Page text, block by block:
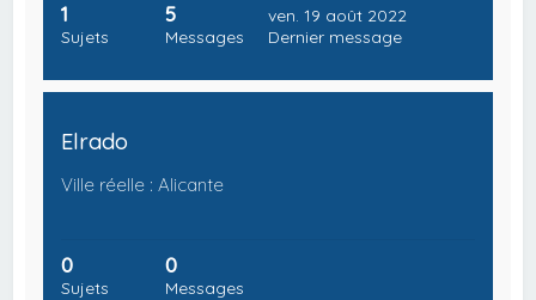
1
Sujets
5
Messages
ven. 19 août 2022
Dernier message
Elrado
Ville réelle : Alicante
0
Sujets
0
Messages